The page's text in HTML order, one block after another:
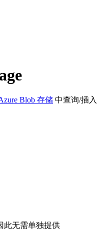
Blob 存储 中查询/插入
此无需单独提供